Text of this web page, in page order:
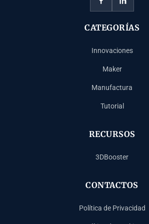
CATEGORÍAS
Innovaciones
Maker
Manufactura
Tutorial
RECURSOS
3DBooster
CONTACTOS
Política de Privacidad